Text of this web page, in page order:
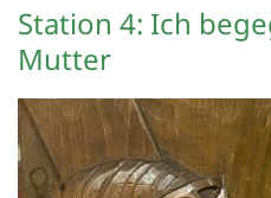
Station 4: Ich
Mutter